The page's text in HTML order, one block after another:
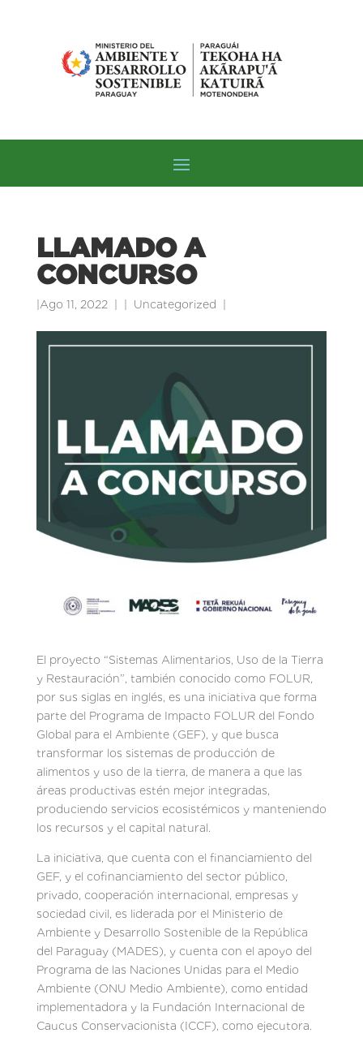
LLAMADO A
CONCURSO
Ago 11, 2022 Uncategorized
El proyecto “Sistemas Alimentarios, Uso de la Tierra
y Restauración”, también conocido como FOLUR,
por sus siglas en inglés, es una iniciativa que forma
parte del Programa de Impacto FOLUR del Fondo
Global para el Ambiente (GEF), y que busca
transformar los sistemas de producción de
alimentos y uso de la tierra, de manera a que las
áreas productivas estén mejor integradas,
produciendo servicios ecosistémicos y manteniendo
los recursos y el capital natural.
La iniciativa, que cuenta con el financiamiento del
GEF, y el cofinanciamiento del sector público,
privado, cooperación internacional, empresas y
sociedad civil, es liderada por el Ministerio de
Ambiente y Desarrollo Sostenible de la República
del Paraguay (MADES), y cuenta con el apoyo del
Programa de las Naciones Unidas para el Medio
Ambiente (ONU Medio Ambiente), como entidad
implementadora y la Fundación Internacional de
Caucus Conservacionista (ICCF), como ejecutora.